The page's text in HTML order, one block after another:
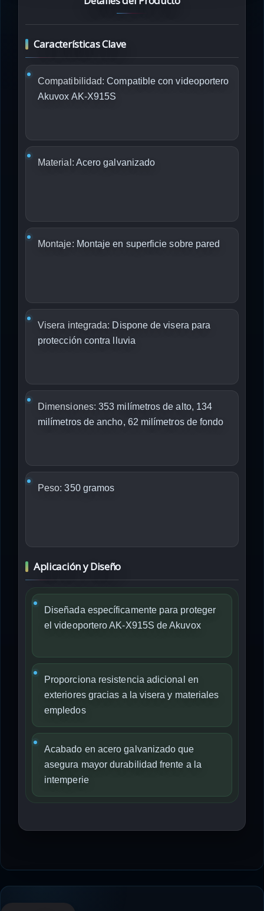
Características Clave
Compatibilidad: Compatible con videoportero
Akuvox AK-X915S
Material: Acero galvanizado
Montaje: Montaje en superficie sobre pared
Visera integrada: Dispone de visera para
protección contra lluvia
Dimensiones: 353 milímetros de alto, 134
milímetros de ancho, 62 milímetros de fondo
Peso: 350 gramos
Aplicación y Diseño
Diseñada específicamente para proteger
el videoportero AK-X915S de Akuvox
Proporciona resistencia adicional en
exteriores gracias a la visera y materiales
empledos
Acabado en acero galvanizado que
asegura mayor durabilidad frente a la
intemperie